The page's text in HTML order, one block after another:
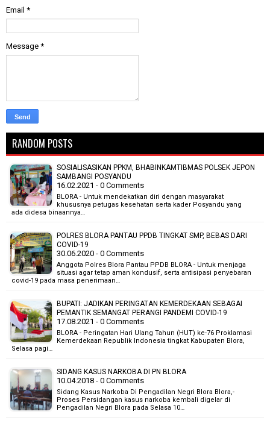
Email *
Message *
RANDOM POSTS
SOSIALISASIKAN PPKM, BHABINKAMTIBMAS POLSEK JEPON
SAMBANGI POSYANDU
16.02.2021 - 0 Comments
BLORA - Untuk mendekatkan diri dengan masyarakat
khususnya petugas kesehatan serta kader Posyandu yang
ada didesa binaannya…
POLRES BLORA PANTAU PPDB TINGKAT SMP, BEBAS DARI
COVID-19
30.06.2020 - 0 Comments
Anggota Polres Blora Pantau PPDB BLORA - Untuk menjaga
situasi agar tetap aman kondusif, serta antisipasi penyebaran
covid-19 pada masa penerimaan…
BUPATI: JADIKAN PERINGATAN KEMERDEKAAN SEBAGAI
PEMANTIK SEMANGAT PERANGI PANDEMI COVID-19
17.08.2021 - 0 Comments
BLORA - Peringatan Hari Ulang Tahun (HUT) ke-76 Proklamasi
Kemerdekaan Republik Indonesia tingkat Kabupaten Blora,
Selasa pagi…
SIDANG KASUS NARKOBA DI PN BLORA
10.04.2018 - 0 Comments
Sidang Kasus Narkoba Di Pengadilan Negri Blora Blora,-
Proses Persidangan kasus narkoba kembali digelar di
Pengadilan Negri Blora pada Selasa 10…